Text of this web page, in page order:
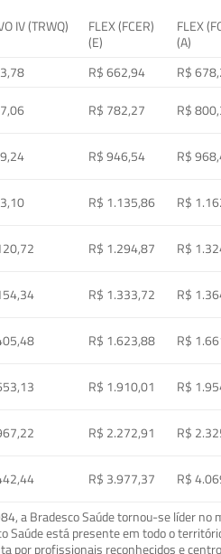
IV (TRWQ)
FLEX (FCER)
(E)
FLEX
(A)
R$ 662,94 R$
R$ 782,27 R$
R$ 946,54 R$
R$ 1.135,86 R$
R$ 1.294,87 R$
R$ 1.333,72 R$
R$ 1.623,88 R$
R$ 1.910,01 R$
R$ 2.272,91 R$
R$ 3.977,37 R$
a Bradesco Saúde tornou-se líder
Saúde está presente em todo o
por profissionais reconhecidos e